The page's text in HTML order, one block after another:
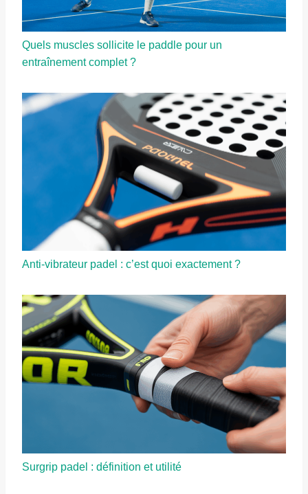
Quels muscles sollicite le paddle pour un
entraînement complet ?
Anti-vibrateur padel : c’est quoi exactement ?
Surgrip padel : définition et utilité